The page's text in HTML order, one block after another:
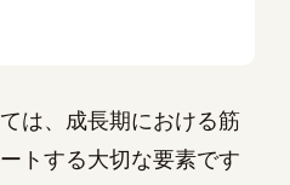
は、成長期における筋
トする大切な要素です